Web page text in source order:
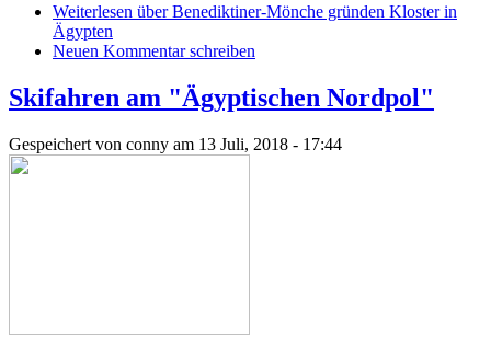
Weiterlesen über Benediktiner-Mönche gründen Kloster in
Ägypten
Neuen Kommentar schreiben
Skifahren am "Ägyptischen Nordpol"
Gespeichert von conny am 13 Juli, 2018 - 17:44